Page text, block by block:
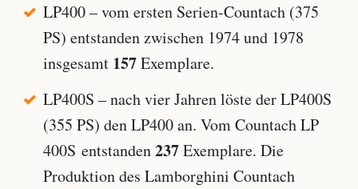
LP400 – vom ersten Serien-Countach (375
PS) entstanden zwischen 1974 und 1978
insgesamt 157Exemplare.
LP400S – nach vier Jahren löste der LP400S
(355 PS) den LP400 an. Vom Countach LP
400S entstanden237Exemplare. Die
Produktion des Lamborghini Countach